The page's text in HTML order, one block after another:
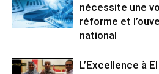
nécessite une
réforme et
national
L’Excellence à